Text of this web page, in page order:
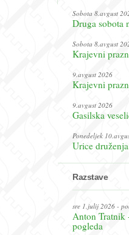
Sobota 8.avgust
Druga sobota
Sobota 8.avgust
Krajevni
9.avgust 2026
Krajevni
9.avgust 2026
Gasilska
Ponedeljek
Urice druženja
Razstave
sre 1.julij 2026 -
Anton Tratnik
pogleda